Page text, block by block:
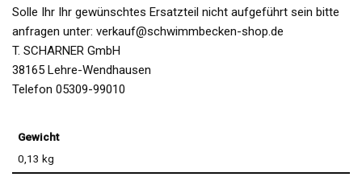
Solle Ihr Ihr gewünschtes Ersatzteil nicht aufgeführt sein bitte
anfragen unter: verkauf@schwimmbecken-shop.de
T. SCHARNER GmbH
38165 Lehre-Wendhausen
Telefon 05309-99010
Gewicht
0,13 kg